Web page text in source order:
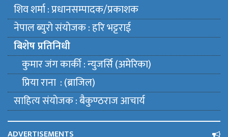
शिव शर्मा : प्रधानसम्पादक/प्रकाशक
नेपाल ब्युराे संयाेजक : हरि भट्टराई
बिशेष प्रतिनिधी
कुमार जंग कार्की : न्युजर्सि (अमेरिका)
प्रिया राना : (ब्राजिल)
साहित्य संयाेजक : बैकुण्ठराज आचार्य
ADVERTISEMENTS